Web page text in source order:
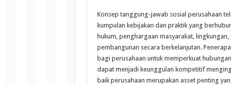
Konsep tanggung-jawab sosial perusahaan
kumpulan kebijakan dan praktik yang
hukum, penghargaan masyarakat,
pembangunan secara berkelanjutan.
bagi perusahaan untuk memperkuat
dapat menjadi keunggulan kompetitif
baik perusahaan merupakan asset penting